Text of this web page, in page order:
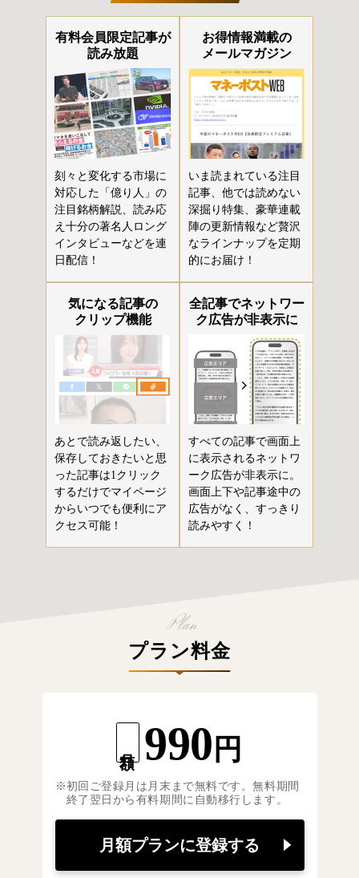
有料会員限定記事が
読み放題
刻々と変化する市場に
対応した「億り人」の
注目銘柄解説、読み応
え十分の著名人ロング
インタビューなどを連
日配信！
お得情報満載の
メールマガジン
いま読まれている注目
記事、他では読めない
深掘り特集、豪華連載
陣の更新情報など贅沢
なラインナップを定期
的にお届け！
気になる記事の
クリップ機能
あとで読み返したい、
保存しておきたいと思
った記事は1クリック
するだけでマイページ
からいつでも便利にア
クセス可能！
全記事でネットワー
ク広告が非表示に
すべての記事で画面上
に表示されるネットワ
ーク広告が非表示に。
画面上下や記事途中の
広告がなく、すっきり
読みやすく！
プラン料金
990 円
初回ご登録月は月末まで無料です。無料期間
終了翌日から有料期間に自動移行します。
月額プランに登録する